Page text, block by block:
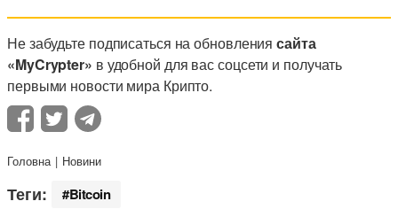
Не забудьте подписаться на обновлениясайта
«MyCrypter» в удобной для вас соцсети и получать
первыми новости мира Крипто.
Головна Новини
Теги: Bitcoin